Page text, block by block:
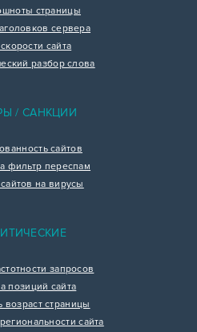
страницы
сервера
сайта
разбор слова
/ САНКЦИИ
сайтов
фильтр переспам
на вирусы
запросов
позиций сайта
возраст страницы
сайта